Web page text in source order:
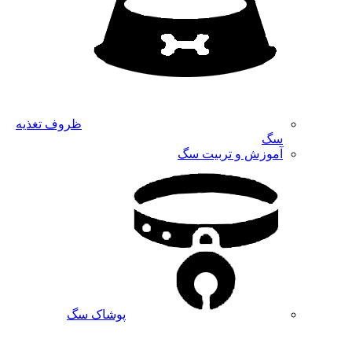
ظروف تغذیه
سگ
آموزش و تربیت سگ
پوشاک سگ